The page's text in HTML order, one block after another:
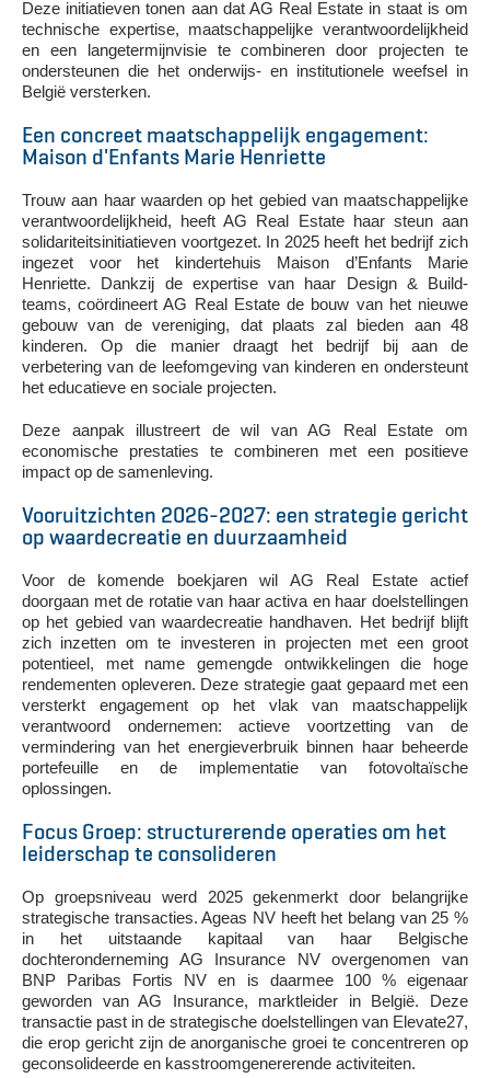
Deze initiatieven tonen aan dat AG Real Estate in staat is om
technische expertise, maatschappelijke verantwoordelijkheid
en een langetermijnvisie te combineren door projecten te
ondersteunen die het onderwijs- en institutionele weefsel in
België versterken.
Een concreet maatschappelijk engagement:
Maison d'Enfants Marie Henriette
Trouw aan haar waarden op het gebied van maatschappelijke
verantwoordelijkheid, heeft AG Real Estate haar steun aan
solidariteitsinitiatieven voortgezet. In 2025 heeft het bedrijf zich
ingezet voor het kindertehuis Maison d’Enfants Marie
Henriette. Dankzij de expertise van haar Design & Build-
teams, coördineert AG Real Estate de bouw van het nieuwe
gebouw van de vereniging, dat plaats zal bieden aan 48
kinderen. Op die manier draagt het bedrijf bij aan de
verbetering van de leefomgeving van kinderen en ondersteunt
het educatieve en sociale projecten.
Deze aanpak illustreert de wil van AG Real Estate om
economische prestaties te combineren met een positieve
impact op de samenleving.
Vooruitzichten 2026-2027: een strategie gericht
op waardecreatie en duurzaamheid
Voor de komende boekjaren wil AG Real Estate actief
doorgaan met de rotatie van haar activa en haar doelstellingen
op het gebied van waardecreatie handhaven. Het bedrijf blijft
zich inzetten om te investeren in projecten met een groot
potentieel, met name gemengde ontwikkelingen die hoge
rendementen opleveren. Deze strategie gaat gepaard met een
versterkt engagement op het vlak van maatschappelijk
verantwoord ondernemen: actieve voortzetting van de
vermindering van het energieverbruik binnen haar beheerde
portefeuille en de implementatie van fotovoltaïsche
oplossingen.
Focus Groep: structurerende operaties om het
leiderschap te consolideren
Op groepsniveau werd 2025 gekenmerkt door belangrijke
strategische transacties. Ageas NV heeft het belang van 25 %
in het uitstaande kapitaal van haar Belgische
dochteronderneming AG Insurance NV overgenomen van
BNP Paribas Fortis NV en is daarmee 100 % eigenaar
geworden van AG Insurance, marktleider in België. Deze
transactie past in de strategische doelstellingen van Elevate27,
die erop gericht zijn de anorganische groei te concentreren op
geconsolideerde en kasstroomgenererende activiteiten.